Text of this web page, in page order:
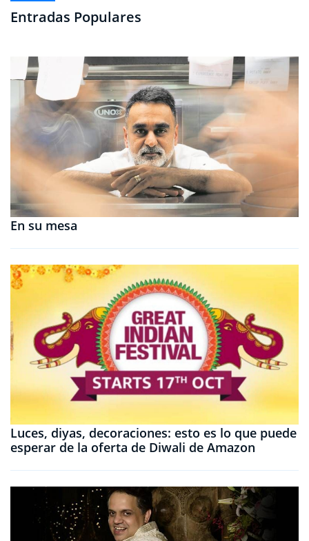
Entradas Populares
En su mesa
Luces, diyas, decoraciones: esto es lo que puede
esperar de la oferta de Diwali de Amazon